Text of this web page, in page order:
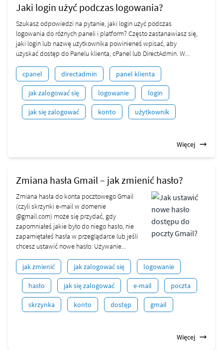
Jaki login użyć podczas logowania?
Szukasz odpowiedzi na pytanie, jaki login użyć podczas
logowania do różnych paneli i platform? Często zastanawiasz się,
jaki login lub nazwę użytkownika powinieneś wpisać, aby
uzyskać dostęp do Panelu klienta, cPanel lub DirectAdmin. W...
cpanel directadmin panel klienta
jak zalogować się logowanie login
jak się zalogować konto użytkownik
Więcej
Zmiana hasła Gmail – jak zmienić hasło?
Zmiana hasła do konta pocztowego Gmail
(czyli skrzynki e-mail w domenie
@gmail.com) może się przydać, gdy
zapomniałeś jakie było do niego hasło, nie
zapamiętałeś hasła w przeglądarce lub jeśli
chcesz ustawić nowe hasło. Używanie...
jak zmienić jak zalogować się logowanie
hasło jak się zalogować e-mail poczta
skrzynka konto dostęp gmail
Więcej